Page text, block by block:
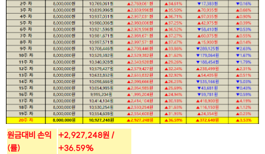
원금대비 손익
(률)
+2,927,248원 /
+36.59%